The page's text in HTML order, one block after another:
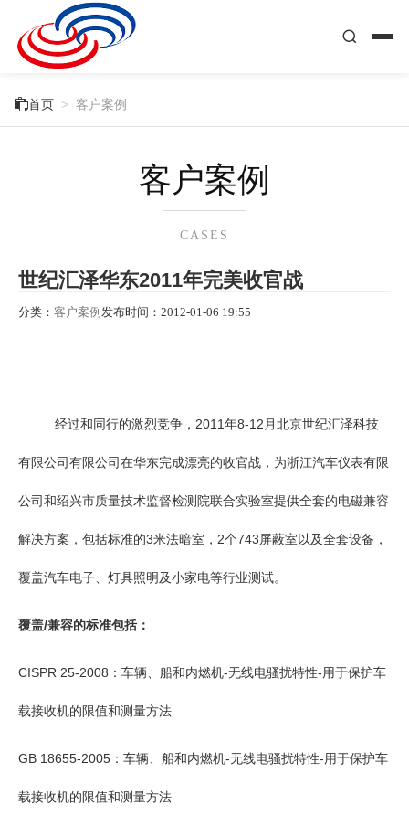
首页 > 客户案例
客户案例
CASES
世纪汇泽华东2011年完美收官战
分类： 客户案例 发布时间： 2012-01-06 19:55
经过和同行的激烈竞争，2011年8-12月北京世纪汇泽科技
有限公司有限公司在华东完成漂亮的收官战，为浙江汽车仪表有限
公司和绍兴市质量技术监督检测院联合实验室提供全套的电磁兼容
解决方案，包括标准的3米法暗室，2个743屏蔽室以及全套设备，
覆盖汽车电子、灯具照明及小家电等行业测试。
覆盖/兼容的标准包括：
CISPR 25-2008：车辆、船和内燃机-无线电骚扰特性-用于保护车
载接收机的限值和测量方法
GB 18655-2005：车辆、船和内燃机-无线电骚扰特性-用于保护车
载接收机的限值和测量方法